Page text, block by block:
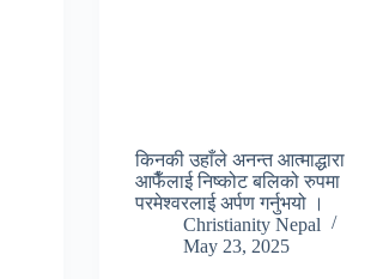
किनकी उहाँले अनन्त आत्माद्धारा
आफैँलाई निष्कोट बलिको रुपमा
परमेश्वरलाई अर्पण गर्नुभयो ।
Christianity Nepal
May 23, 2025